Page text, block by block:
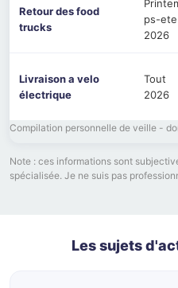
Compilation personnelle de veille -
Retour des food
trucks
ps-ete
2026
Livraison a velo
électrique
Tout
2026
Note : ces informations sont
spécialisée. Je ne suis pas
Les sujets